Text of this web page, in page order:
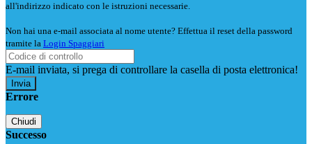
all'indirizzo indicato con le istruzioni necessarie.
Non hai una e-mail associata al nome utente? Effettua il reset della password
tramite la Login Spaggiari
E-mail inviata, si prega di controllare la casella di posta elettronica!
Errore
Chiudi
Successo